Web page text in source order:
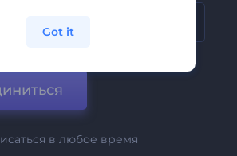
в любое время
Got it